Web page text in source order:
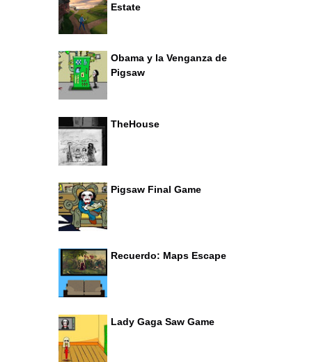
Estate
Obama y la Venganza de
Pigsaw
TheHouse
Pigsaw Final Game
Recuerdo: Maps Escape
Lady Gaga Saw Game